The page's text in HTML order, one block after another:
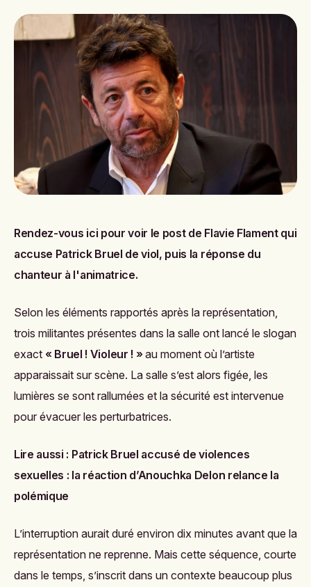
Rendez-vous ici pour voir le post de Flavie Flament qui
accuse Patrick Bruel de viol, puis la réponse du
chanteur à l'animatrice.
Selon les éléments rapportés après la représentation,
trois militantes présentes dans la salle ont lancé le slogan
exact « Bruel ! Violeur ! »au moment où l’artiste
apparaissait sur scène. La salle s’est alors figée, les
lumières se sont rallumées et la sécurité est intervenue
pour évacuer les perturbatrices.
Lire aussi : Patrick Bruel accusé de violences
sexuelles : la réaction d’Anouchka Delon relance la
polémique
L’interruption aurait duré environ dix minutes avant que la
représentation ne reprenne. Mais cette séquence, courte
dans le temps, s’inscrit dans un contexte beaucoup plus